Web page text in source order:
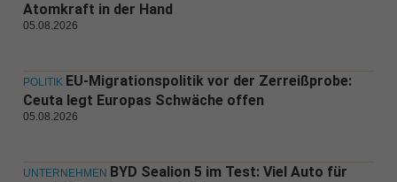
Atomkraft in der Hand
05.08.2026
POLITIK EU-Migrationspolitik vor der Zerreißprobe:
Ceuta legt Europas Schwäche offen
05.08.2026
UNTERNEHMEN BYD Sealion 5 im Test: Viel Auto für